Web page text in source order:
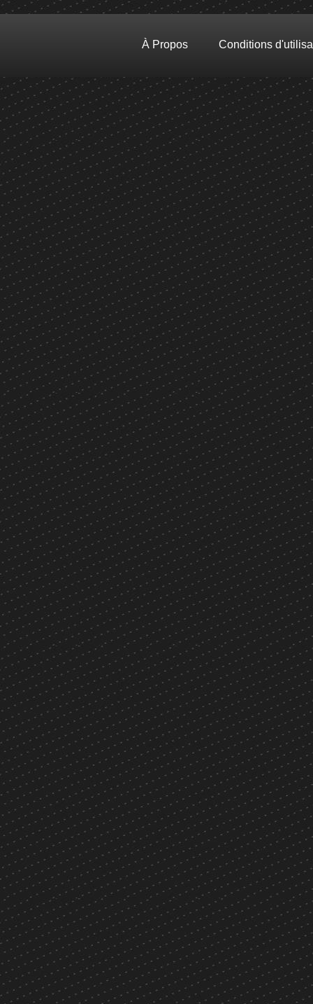
À Propos Conditions